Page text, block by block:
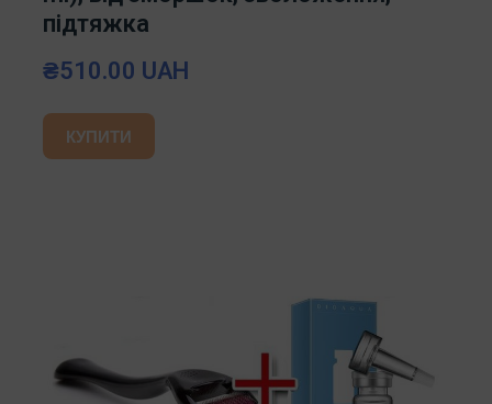
підтяжка
₴510.00 UAH
КУПИТИ